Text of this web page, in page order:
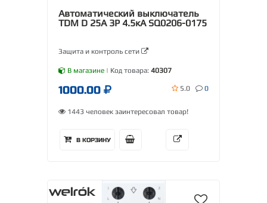
Автоматический выключатель
TDM D 25А 3Р 4.5кА SQ0206-0175
Защита и контроль сети
В магазине | Код товара: 40307
1000.00 5.0 0
1443 человек заинтересовал товар!
В КОРЗИНУ